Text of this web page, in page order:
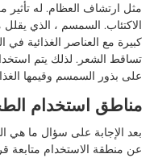
مثل ارتشاف العظام. له تأثير
الاكتئاب. السمسم ، الذي
كبيرة مع العناصر الغذائية
تساقط الشعر. لذلك يتم
على بذور السمسم وقيمها
مناطق استخدام
بعد الإجابة على سؤال ما هي
عن منطقة الاستخدام متابعة